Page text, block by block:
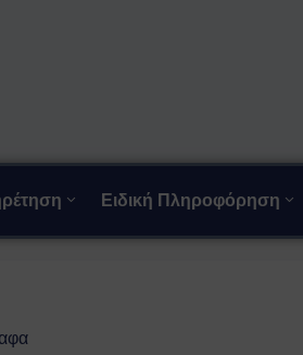
Ειδική Πληροφόρηση